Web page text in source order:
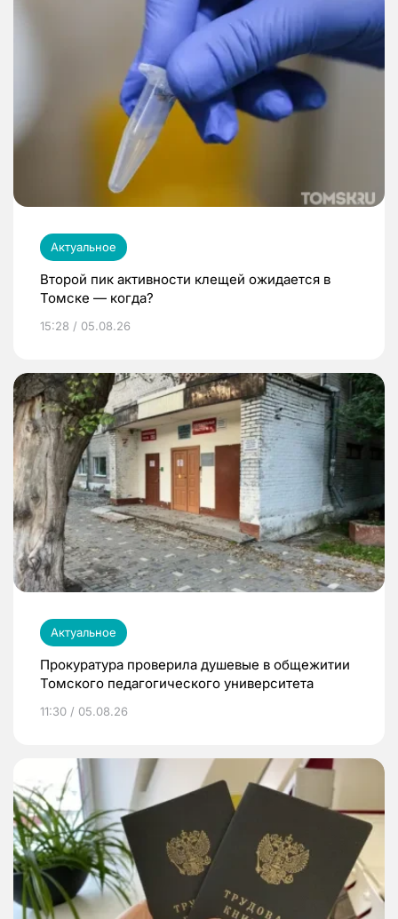
Актуальное
Второй пик активности клещей ожидается в
Томске — когда?
15:28 / 05.08.26
Актуальное
Прокуратура проверила душевые в общежитии
Томского педагогического университета
11:30 / 05.08.26